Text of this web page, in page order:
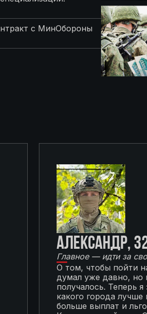
с МинОбороны
Александр,
Главное — идти за
О том, чтобы пойти
думал уже давно, но
получалось. Теперь
какого города лучше
больше выплат и